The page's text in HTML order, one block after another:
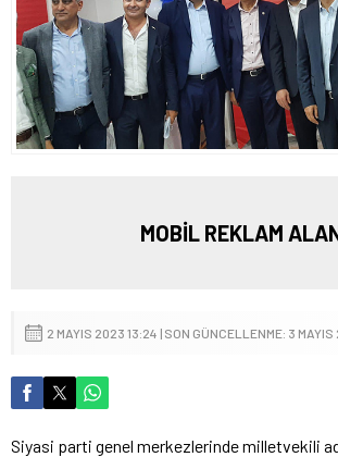
MOBİL REKLAM
2 MAYIS 2023 13:24 | SON GÜNCELLENME: 3
Siyasi parti genel merkezlerinde milletvekili